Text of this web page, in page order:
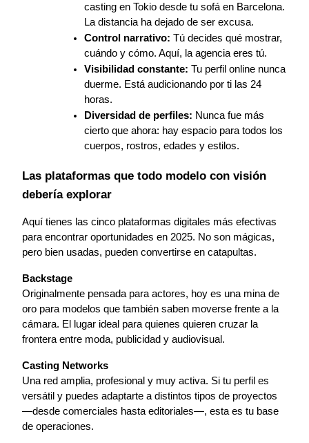
casting en Tokio desde tu sofá en Barcelona.
La distancia ha dejado de ser excusa.
Control narrativo: Tú decides qué mostrar,
cuándo y cómo. Aquí, la agencia eres tú.
Visibilidad constante: Tu perfil online nunca
duerme. Está audicionando por ti las 24
horas.
Diversidad de perfiles: Nunca fue más
cierto que ahora: hay espacio para todos los
cuerpos, rostros, edades y estilos.
Las plataformas que todo modelo con visión
debería explorar
Aquí tienes las cinco plataformas digitales más efectivas
para encontrar oportunidades en 2025. No son mágicas,
pero bien usadas, pueden convertirse en catapultas.
Backstage
Originalmente pensada para actores, hoy es una mina de
oro para modelos que también saben moverse frente a la
cámara. El lugar ideal para quienes quieren cruzar la
frontera entre moda, publicidad y audiovisual.
Casting Networks
Una red amplia, profesional y muy activa. Si tu perfil es
versátil y puedes adaptarte a distintos tipos de proyectos
—desde comerciales hasta editoriales—, esta es tu base
de operaciones.